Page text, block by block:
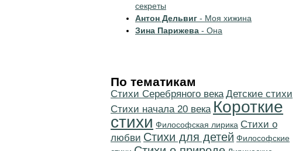
секреты
Антон Дельвиг - Моя хижина
Зина Парижева - Она
По тематикам
Cтихи Серебряного века Детские стихи
Cтихи начала 20 века Короткие
стихи Философская лирика Стихи о
любви Стихи для детей Философские